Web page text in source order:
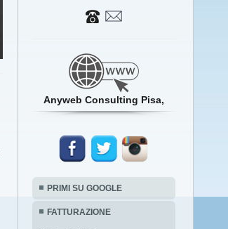
Anyweb Consulting Pisa,
PRIMI SU GOOGLE
FATTURAZIONE